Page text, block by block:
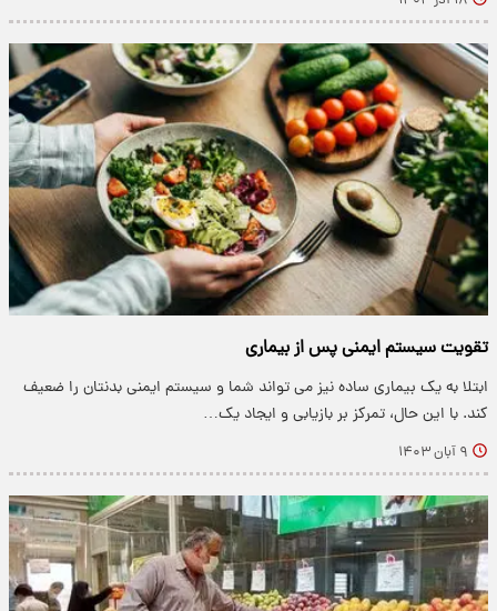
تقویت سیستم ایمنی پس از بیماری
ابتلا به یک بیماری ساده نیز می تواند شما و سیستم ایمنی بدنتان را ضعیف
کند. با این حال، تمرکز بر بازیابی و ایجاد یک…
۹ آبان ۱۴۰۳